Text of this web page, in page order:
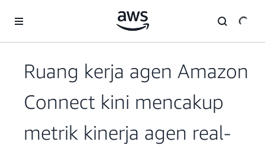
Ruang kerja agen Amazon
Connect kini mencakup
metrik kinerja agen real-